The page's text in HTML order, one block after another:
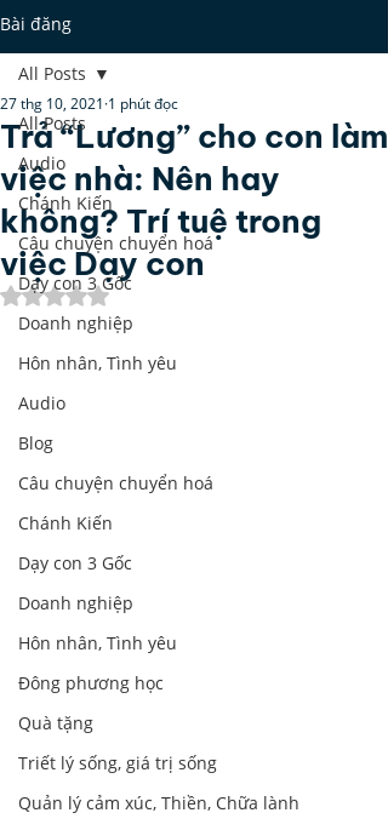
Bài đăng
All Posts
Audio
Chánh Kiến
Câu chuyện chuyển hoá
Dạy con 3 Gốc
Doanh nghiệp
Hôn nhân, Tình yêu
Audio
Blog
Câu chuyện chuyển hoá
Chánh Kiến
Dạy con 3 Gốc
Doanh nghiệp
Hôn nhân, Tình yêu
Đông phương học
Quà tặng
Triết lý sống, giá trị sống
Quản lý cảm xúc, Thiền, Chữa lành
All Posts
Trả “Lương” cho con làm
việc nhà: Nên hay
không? Trí tuệ trong
việc Dạy con
27 thg 10, 2021 1 phút đọc
Đã xếp hạng NaN/5 sao.